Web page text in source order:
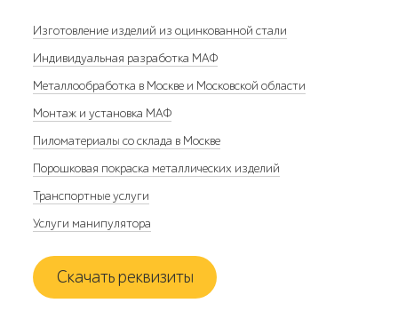
Изготовление изделий из оцинкованной стали
Индивидуальная разработка МАФ
Металлообработка в Москве и Московской области
Монтаж и установка МАФ
Пиломатериалы со склада в Москве
Порошковая покраска металлических изделий
Транспортные услуги
Услуги манипулятора
Скачать реквизиты